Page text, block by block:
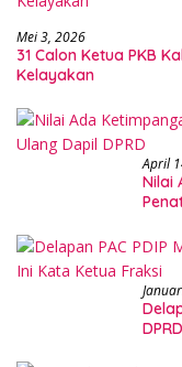
Mei 3, 2026
31 Calon Ketua PKB
Kelayakan
April
Nilai